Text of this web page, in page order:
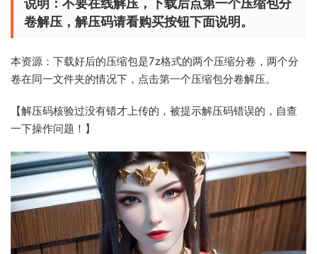
说明：不要在线解压，下载后点第一个压缩包分
卷解压，解压码请看购买按钮下面说明。
本资源：下载好后的压缩包是7z格式的两个压缩分卷，两个分
卷在同一文件夹的情况下，点击第一个压缩包分卷解压。
【解压码核验过没有错才上传的，被提示解压码错误的，自查
一下操作问题！】